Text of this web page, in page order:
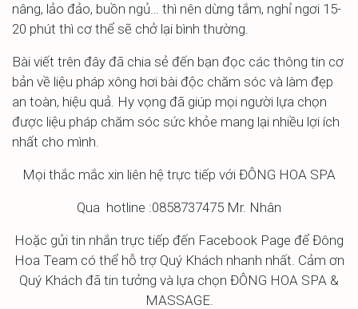
nâng, lảo đảo, buồn ngủ… thì nên dừng tắm, nghỉ ngơi 15-
20 phút thì cơ thể sẽ chở lại bình thường.
Bài viết trên đây đã chia sẻ đến bạn đọc các thông tin cơ
bản về liệu pháp xông hơi bài độc chăm sóc và làm đẹp
an toàn, hiệu quả. Hy vọng đã giúp mọi người lựa chọn
được liệu pháp chăm sóc sức khỏe mang lại nhiều lợi ích
nhất cho mình.
Mọi thắc mắc xin liên hệ trực tiếp với ĐÔNG HOA SPA
Qua hotline :0858737475 Mr. Nhân
Hoặc gửi tin nhắn trực tiếp đến Facebook Page để Đông
Hoa Team có thể hỗ trợ Quý Khách nhanh nhất. Cảm ơn
Quý Khách đã tin tưởng và lựa chọn ĐÔNG HOA SPA &
MASSAGE.